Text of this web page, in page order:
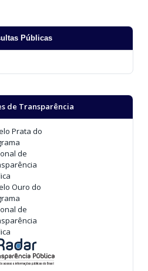
Públicas
de Transparência